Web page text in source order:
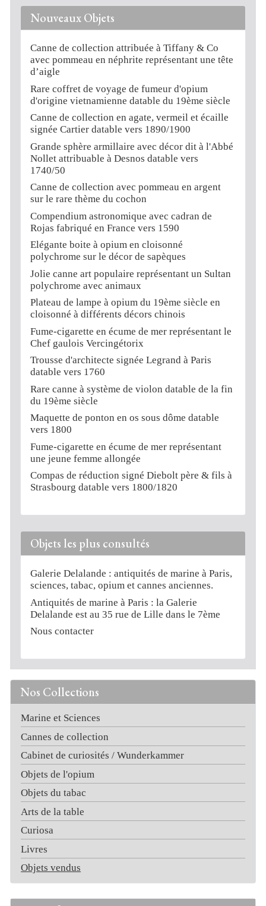
Nos Collections
Marine et Sciences
Cannes de collection
Cabinet de curiosités / Wunderkammer
Objets de l'opium
Objets du tabac
Arts de la table
Curiosa
Livres
Objets vendus
Nouveaux Objets
Canne de collection attribuée à Tiffany & Co
avec pommeau en néphrite représentant une tête
d’aigle
Rare coffret de voyage de fumeur d'opium
d'origine vietnamienne datable du 19ème siècle
Canne de collection en agate, vermeil et écaille
signée Cartier datable vers 1890/1900
Grande sphère armillaire avec décor dit à l'Abbé
Nollet attribuable à Desnos datable vers
1740/50
Canne de collection avec pommeau en argent
sur le rare thème du cochon
Compendium astronomique avec cadran de
Rojas fabriqué en France vers 1590
Elégante boite à opium en cloisonné
polychrome sur le décor de sapèques
Jolie canne art populaire représentant un Sultan
polychrome avec animaux
Plateau de lampe à opium du 19ème siècle en
cloisonné à différents décors chinois
Fume-cigarette en écume de mer représentant le
Chef gaulois Vercingétorix
Trousse d'architecte signée Legrand à Paris
datable vers 1760
Rare canne à système de violon datable de la fin
du 19ème siècle
Maquette de ponton en os sous dôme datable
vers 1800
Fume-cigarette en écume de mer représentant
une jeune femme allongée
Compas de réduction signé Diebolt père & fils à
Strasbourg datable vers 1800/1820
Objets les plus consultés
Galerie Delalande : antiquités de marine à Paris,
sciences, tabac, opium et cannes anciennes.
Antiquités de marine à Paris : la Galerie
Delalande est au 35 rue de Lille dans le 7ème
Nous contacter